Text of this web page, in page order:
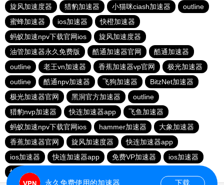
旋风加速度器
猎豹加速器 小猫咪ciash加速器
outline
蜜蜂加速器
ios加速器
快橙加速器
蚂蚁加速npv下载官网ios
旋风加速度器
油管加速器永久免费版
酷通加速器官网
酷通加速器
outline
老王vn加速器 香蕉加速器vp官网
极光加速器
outline
酷通npv加速器 飞狗加速器
BitzNet加速器
极光加速器官网
黑洞官方加速器
outline
猎豹nvp加速器
快连加速器app
飞鱼加速器
蚂蚁加速npv下载官网ios
hammer加速器
大象加速器
香蕉加速器官网
旋风加速度器
快连加速器app
ios加速器
快连加速器app 免费VP加速器
ios加速器
快连加速器app
永久免费使用的加速器 下载